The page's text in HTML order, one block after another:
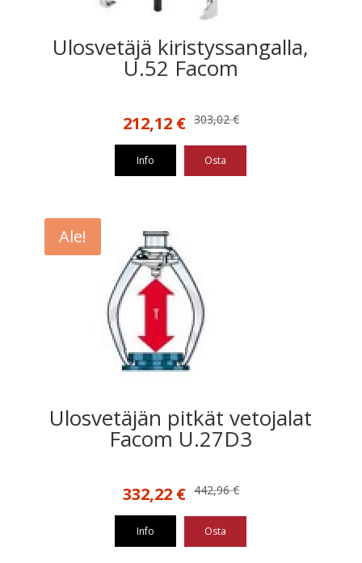
Ulosvetäjä kiristyssangalla,
U.52 Facom
303,02€
Alkuperäinen
303,02 €.
212,12 €Nykyinen
212,12 €.
Info Osta
Ale!
Ulosvetäjän pitkät vetojalat
Facom U.27D3
442,96€
Alkuperäinen
442,96 €.
332,22 €Nykyinen
332,22 €.
Info Osta